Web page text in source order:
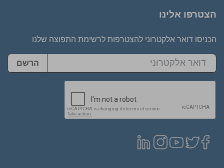
הצטרפו אלינו
הכניסו דואר אלקטרוני להצטרפות לרשימת התפוצה שלנו
הרשם